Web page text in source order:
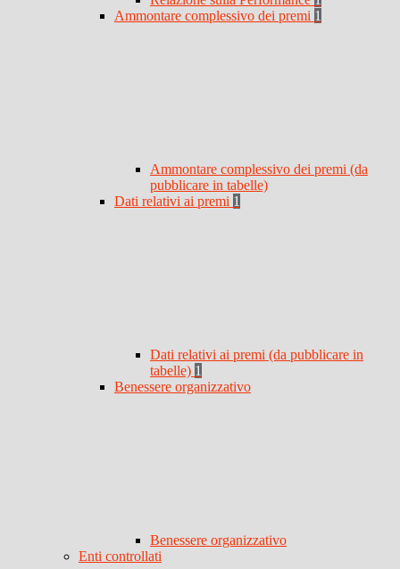
Ammontare complessivo dei premi 1
Ammontare complessivo dei premi (da
pubblicare in tabelle)
Dati relativi ai premi 1
Dati relativi ai premi (da pubblicare in
tabelle) 1
Benessere organizzativo
Benessere organizzativo
Enti controllati